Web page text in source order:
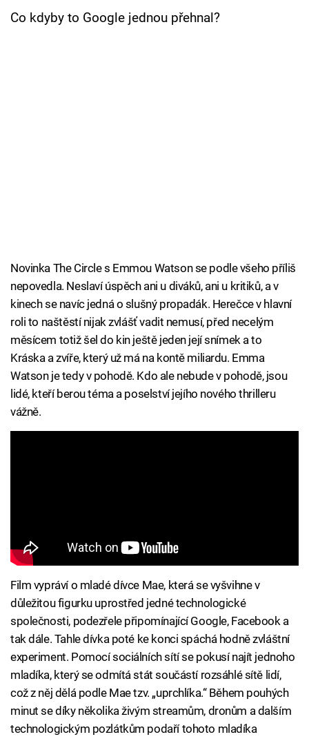
Co kdyby to Google jednou přehnal?
Novinka The Circle s Emmou Watson se podle všeho příliš
nepovedla. Neslaví úspěch ani u diváků, ani u kritiků, a v
kinech se navíc jedná o slušný propadák. Herečce v hlavní
roli to naštěstí nijak zvlášť vadit nemusí, před necelým
měsícem totiž šel do kin ještě jeden její snímek a to
Kráska a zvíře, který už má na kontě miliardu. Emma
Watson je tedy v pohodě. Kdo ale nebude v pohodě, jsou
lidé, kteří berou téma a poselství jejího nového thrilleru
vážně.
Film vypráví o mladé dívce Mae, která se vyšvihne v
důležitou figurku uprostřed jedné technologické
společnosti, podezřele připomínající Google, Facebook a
tak dále. Tahle dívka poté ke konci spáchá hodně zvláštní
experiment. Pomocí sociálních sítí se pokusí najít jednoho
mladíka, který se odmítá stát součástí rozsáhlé sítě lidí,
což z něj dělá podle Mae tzv. „uprchlíka.“ Během pouhých
minut se díky několika živým streamům, dronům a dalším
technologickým pozlátkům podaří tohoto mladíka